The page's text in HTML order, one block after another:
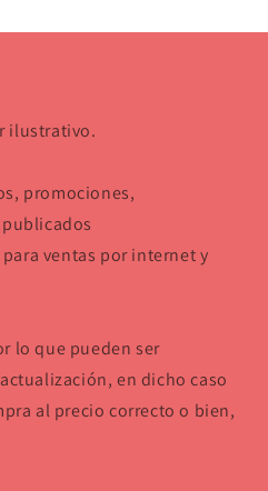
ilustrativo.
promociones,
ventas por internet y
lo que pueden ser
en dicho caso
al precio correcto o bien,